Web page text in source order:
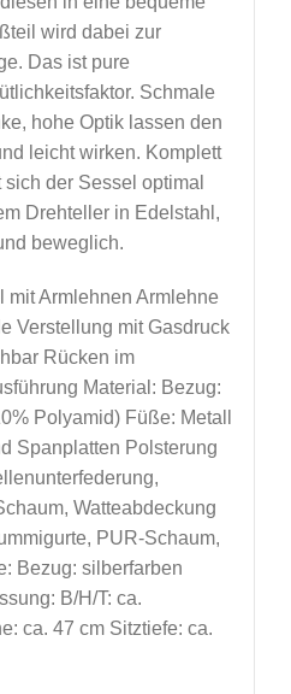
wird dabei zur
Das ist pure
Schmale
hohe Optik lassen den
leicht wirken. Komplett
der Sessel optimal
Drehteller in Edelstahl,
beweglich.
mit Armlehnen Armlehne
Verstellung mit Gasdruck
Rücken im
Material: Bezug:
Polyamid) Füße: Metall
Spanplatten Polsterung
Watteabdeckung
PUR-Schaum,
Bezug: silberfarben
B/H/T: ca.
ca. 47 cm Sitztiefe: ca.